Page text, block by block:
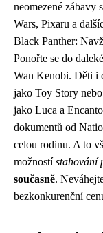
neomezené zábavy
Wars, Pixaru a
Black Panther:
Ponořte se do
Wan Kenobi. Děti i
jako Toy Story
jako Luca a
dokumentů od
celou rodinu. A to
možnostístahování
současně.
bezkonkurenční